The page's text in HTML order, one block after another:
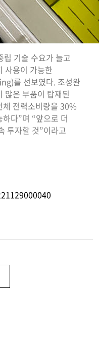
립 기술 수요가 늘고
사용이 가능한
를 선보였다. 조성완
많은 부품이 탑재된
체 전력소비량을 30%
다”며 “앞으로 더
투자할 것”이라고